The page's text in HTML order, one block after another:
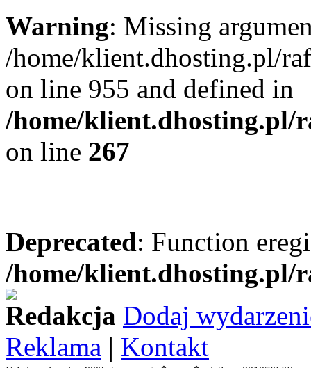
Warning: Missing
/home/klient.dhosting.pl/
on line 955 and defined in
/home/klient.dhosting.pl/
on line 267
Deprecated: Function
/home/
Redakcja Dodaj
Reklama | Kontakt